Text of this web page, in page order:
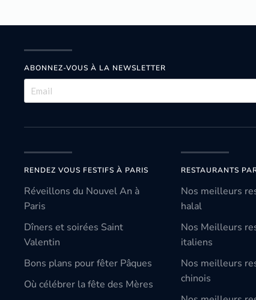
ABONNEZ-VOUS À LA NEWSLETTER
RENDEZ VOUS FESTIFS À PARIS
Réveillons du Nouvel An à
Paris
Dîners et soirées Saint
Valentin
Bons plans pour fêter Pâques
Où célébrer la fête des Mères
RESTAURANTS
Nos meilleurs
halal
Nos Meilleurs
italiens
Nos meilleurs
chinois